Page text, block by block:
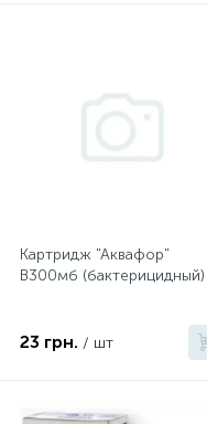
Картридж "Аквафор"
В300мб (бактерицидный)
23 грн. / шт